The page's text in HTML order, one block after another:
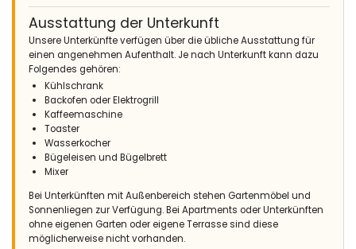
Ausstattung der Unterkunft
Unsere Unterkünfte verfügen über die übliche Ausstattung für
einen angenehmen Aufenthalt. Je nach Unterkunft kann dazu
Folgendes gehören:
Kühlschrank
Backofen oder Elektrogrill
Kaffeemaschine
Toaster
Wasserkocher
Bügeleisen und Bügelbrett
Mixer
Bei Unterkünften mit Außenbereich stehen Gartenmöbel und
Sonnenliegen zur Verfügung. Bei Apartments oder Unterkünften
ohne eigenen Garten oder eigene Terrasse sind diese
möglicherweise nicht vorhanden.